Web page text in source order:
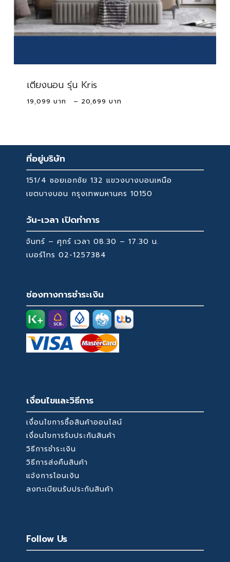
เตียงนอน รุ่น Kris
19,099 – 20,699
20,699 ฿
ที่อยู่บริษัท
151/4 ซอยเอกชัย 132 แขวงบางบอนเหนือ
เขตบางบอน กรุงเทพมหานคร 10150
วัน-เวลา เปิดทำการ
จันทร์ – ศุกร์ เวลา 08.30 – 17.30 น.
เบอร์โทร 02-1257384
ช่องทางการชำระเงิน
เงื่อนไขและวิธีการ
เงื่อนไขการซื้อสินค้าออนไลน์
เงื่อนไขการรับประกันสินค้า
วิธีการชำระเงิน
วิธีการส่งคืนสินค้า
แจ้งการโอนเงิน
ลงทะเบียนรับประกันสินค้า
Follow Us